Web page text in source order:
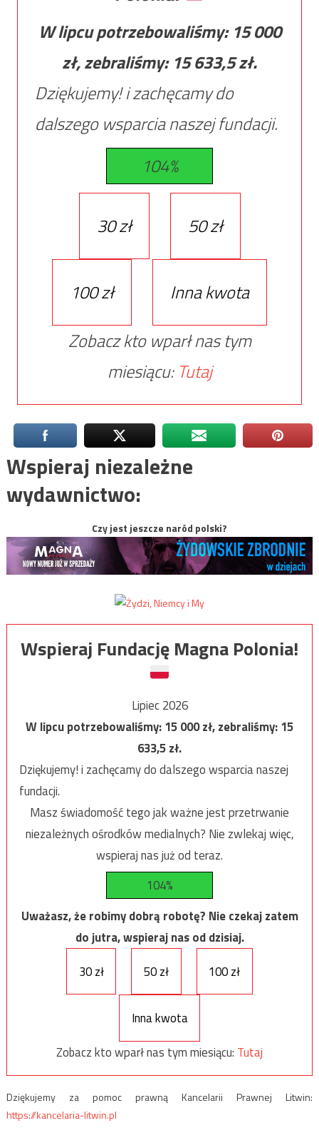
W lipcu potrzebowaliśmy: 15 000
zł, zebraliśmy: 15 633,5zł.
Dziękujemy! i zachęcamy do
dalszego wsparcia naszej fundacji.
104%
30 zł 50 zł
100 zł
Inna kwota
Zobacz kto wparł nas tym
miesiącu: Tutaj
Wspieraj niezależne
wydawnictwo:
Czy jest jeszcze naród polski?
Wspieraj Fundację Magna Polonia!
Lipiec 2026
W lipcu potrzebowaliśmy:15 000zł, zebraliśmy:15
633,5zł.
Dziękujemy! i zachęcamy do dalszego wsparcia naszej
fundacji.
Masz świadomość tego jak ważne jest przetrwanie
niezależnych ośrodków medialnych? Nie zwlekaj więc,
wspieraj nas już od teraz.
104%
Uważasz, że robimy dobrą robotę? Nie czekaj zatem
do jutra, wspieraj nas od dzisiaj.
30 zł
50 zł 100 zł
Inna kwota
Zobacz kto wparł nas tym miesiącu: Tutaj
Dziękujemy za pomoc prawną Kancelarii Prawnej Litwin:
https://kancelaria-litwin.pl